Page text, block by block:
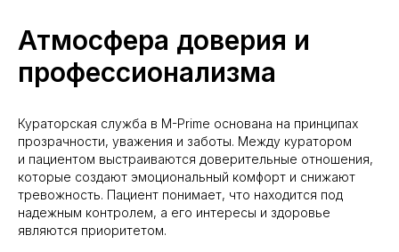
Атмосфера доверия и
профессионализма
Кураторская служба в M-Prime основана на принципах
прозрачности, уважения и заботы. Между куратором
и пациентом выстраиваются доверительные отношения,
которые создают эмоциональный комфорт и снижают
тревожность. Пациент понимает, что находится под
надежным контролем, а его интересы и здоровье
являются приоритетом.